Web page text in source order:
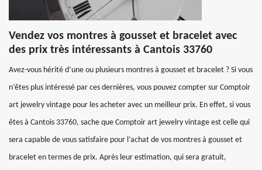
Vendez vos montres à gousset et bracelet avec
des prix très intéressants à Cantois 33760
Avez-vous hérité d’une ou plusieurs montres à gousset et bracelet ? Si vous
n’êtes plus intéressé par ces dernières, vous pouvez compter sur Comptoir
art jewelry vintage pour les acheter avec un meilleur prix. En effet, si vous
êtes à Cantois 33760, sache que Comptoir art jewelry vintage est celle qui
sera capable de vous satisfaire pour l’achat de vos montres à gousset et
bracelet en termes de prix. Après leur estimation, qui sera gratuit,